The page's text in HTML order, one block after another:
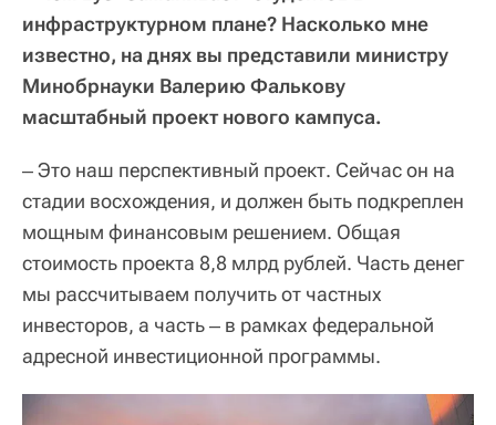
инфраструктурном плане? Насколько мне
известно, на днях вы представили министру
Минобрнауки Валерию Фалькову
масштабный проект нового кампуса.
‒ Это наш перспективный проект. Сейчас он на
стадии восхождения, и должен быть подкреплен
мощным финансовым решением. Общая
стоимость проекта 8,8 млрд рублей. Часть денег
мы рассчитываем получить от частных
инвесторов, а часть ‒ в рамках федеральной
адресной инвестиционной программы.